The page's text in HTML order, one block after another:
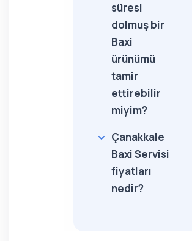
süresi
dolmuş bir
Baxi
ürünümü
tamir
ettirebilir
miyim?
Çanakkale
Baxi Servisi
fiyatları
nedir?